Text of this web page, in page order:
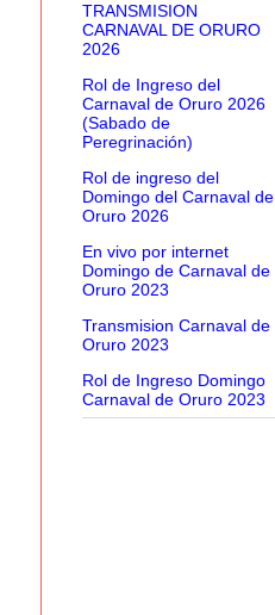
TRANSMISION
CARNAVAL DE ORURO
2026
Rol de Ingreso del
Carnaval de Oruro 2026
(Sabado de
Peregrinación)
Rol de ingreso del
Domingo del Carnaval de
Oruro 2026
En vivo por internet
Domingo de Carnaval de
Oruro 2023
Transmision Carnaval de
Oruro 2023
Rol de Ingreso Domingo
Carnaval de Oruro 2023